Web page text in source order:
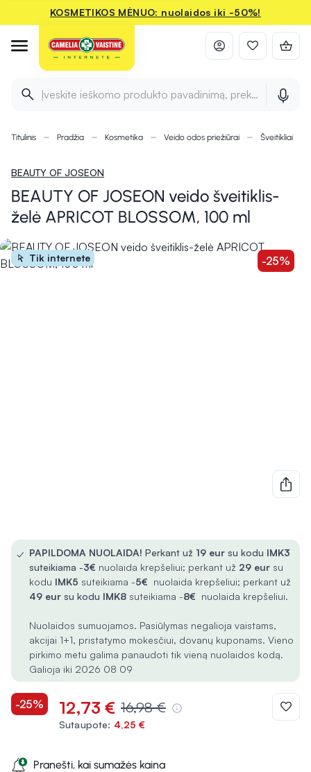
KOSMETIKOS MĖNUO: nuolaidos iki -50%!
Įveskite ieškomo produkto pavadinimą, prekės ženklą ir
Titulinis Pradžia Kosmetika Veido odos priežiūrai Šveitikliai
BEAUTY OF JOSEON
BEAUTY OF JOSEON veido šveitiklis-
želė APRICOT BLOSSOM, 100 ml
Tik internete -25%
✓ PAPILDOMA NUOLAIDA! Perkant už 19 eur su kodu IMK3
suteikiama -3€ nuolaida krepšeliui; perkant už 29 eur su
kodu IMK5 suteikiama -5€ nuolaida krepšeliui; perkant už
49 eur su kodu IMK8 suteikiama -8€ nuolaida krepšeliui.
Nuolaidos sumuojamos. Pasiūlymas negalioja vaistams,
akcijai 1+1, pristatymo mokesčiui, dovanų kuponams. Vieno
pirkimo metu galima panaudoti tik vieną nuolaidos kodą.
Galioja iki 2026 08 09
-25% 12,73 € 16,98 €
Sutaupote: 4,25 €
Pranešti, kai sumažės kaina